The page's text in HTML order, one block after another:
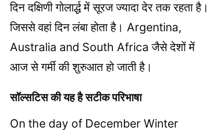
दिन दक्षिणी गोलार्द्ध में सूरज ज्यादा देर तक रहता है।
जिससे वहां दिन लंबा होता है। Argentina,
Australia and South Africa जैसे देशों में
आज से गर्मी की शुरुआत हो जाती है।
सॉल्सटिस की यह है सटीक परिभाषा
On the day of December Winter